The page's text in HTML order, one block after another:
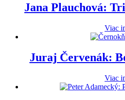
Jana Plauchová:
Viac
Juraj Červenák:
Viac